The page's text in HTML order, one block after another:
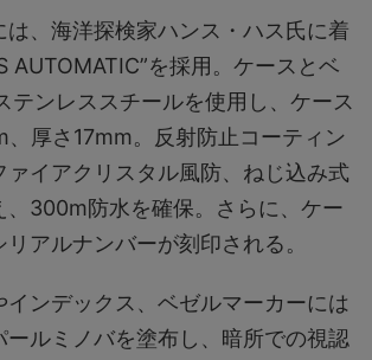
は、海洋探検家ハンス・ハス氏に着
AUTOMATIC”を採用。ケースとベ
テンレススチールを使用し、ケース
厚さ17mm。反射防止コーティン
ァイアクリスタル風防、ねじ込み式
、300m防水を確保。さらに、ケー
アルナンバーが刻印される。
インデックス、ベゼルマーカーには
ールミノバを塗布し、暗所での視認